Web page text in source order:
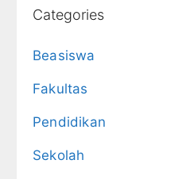
Categories
Beasiswa
Fakultas
Pendidikan
Sekolah